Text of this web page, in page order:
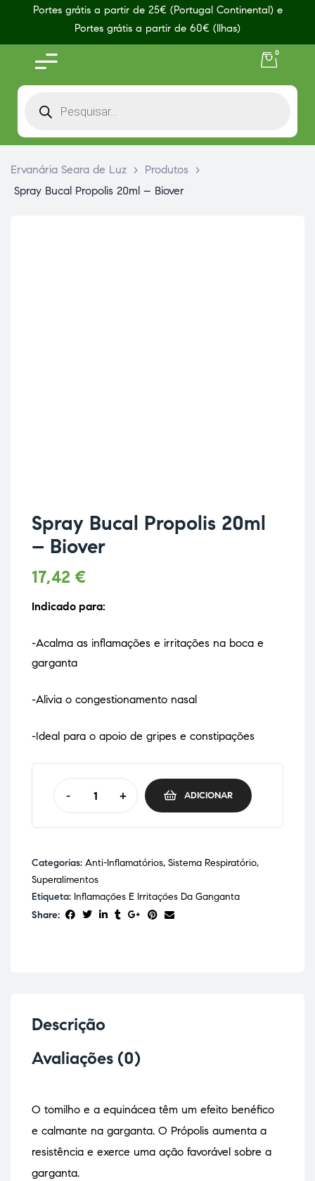
Portes grátis a partir de 25€ (Portugal Continental) e
Portes grátis a partir de 60€ (Ilhas)
0
Ervanária Seara de Luz > Produtos
>
Spray Bucal Propolis 20ml – Biover
Spray Bucal Propolis 20ml
– Biover
17,42 €
Indicado para:
-Acalma as inflamações e irritações na boca e
garganta
-Alivia o congestionamento nasal
-Ideal para o apoio de gripes e constipações
- + ADICIONAR
Categorias: Anti-Inflamatórios, Sistema Respiratório,
Superalimentos
Etiqueta: Inflamações E Irritações Da Ganganta
Share:
Descrição
Avaliações (0)
O tomilho e a equinácea têm um efeito benéfico
e calmante na garganta. O Própolis aumenta a
resistência e exerce uma ação favorável sobre a
garganta.